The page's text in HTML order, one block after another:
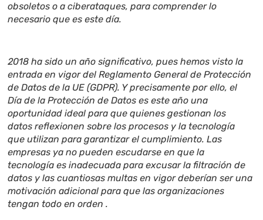
obsoletos o a ciberataques, para comprender lo
necesario que es este día.
2018 ha sido un año significativo, pues hemos visto la
entrada en vigor del Reglamento General de Protección
de Datos de la UE (GDPR). Y precisamente por ello, el
Día de la Protección de Datos es este año una
oportunidad ideal para que quienes gestionan los
datos reflexionen sobre los procesos y la tecnología
que utilizan para garantizar el cumplimiento. Las
empresas ya no pueden escudarse en que la
tecnología es inadecuada para excusar la filtración de
datos y las cuantiosas multas en vigor deberían ser una
motivación adicional para que las organizaciones
tengan todo en orden .